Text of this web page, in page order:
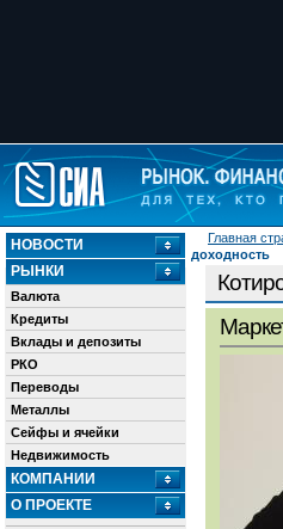
Главная
доходность
НОВОСТИ
РЫНКИ
Валюта
Кредиты
Вклады и депозиты
РКО
Переводы
Металлы
Сейфы и ячейки
Недвижимость
КОМПАНИИ
О ПРОЕКТЕ